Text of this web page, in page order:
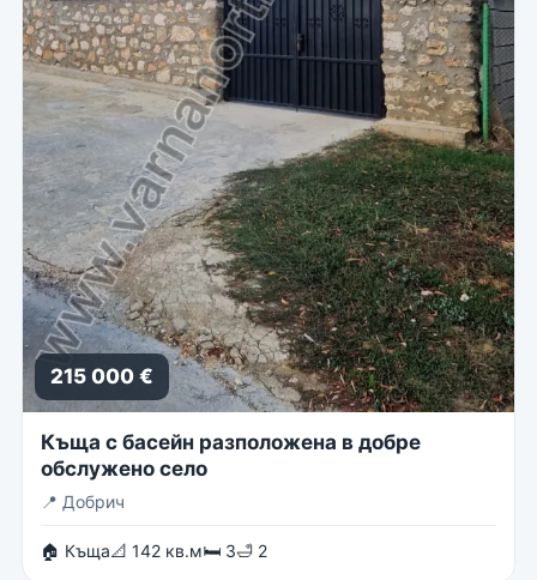
215 000 €
Къща с басейн разположена в добре
обслужено село
📍 Добрич
🏠 Къща📐 142 кв.м🛏 3🛁 2